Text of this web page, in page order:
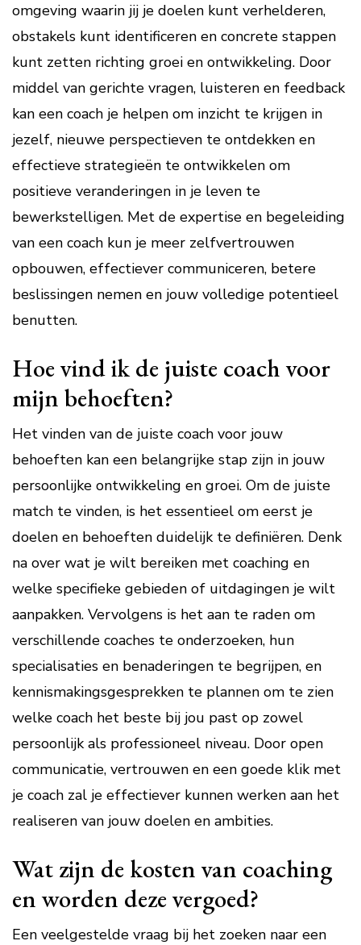
omgeving waarin jij je doelen kunt verhelderen,
obstakels kunt identificeren en concrete stappen
kunt zetten richting groei en ontwikkeling. Door
middel van gerichte vragen, luisteren en feedback
kan een coach je helpen om inzicht te krijgen in
jezelf, nieuwe perspectieven te ontdekken en
effectieve strategieën te ontwikkelen om
positieve veranderingen in je leven te
bewerkstelligen. Met de expertise en begeleiding
van een coach kun je meer zelfvertrouwen
opbouwen, effectiever communiceren, betere
beslissingen nemen en jouw volledige potentieel
benutten.
Hoe vind ik de juiste coach voor
mijn behoeften?
Het vinden van de juiste coach voor jouw
behoeften kan een belangrijke stap zijn in jouw
persoonlijke ontwikkeling en groei. Om de juiste
match te vinden, is het essentieel om eerst je
doelen en behoeften duidelijk te definiëren. Denk
na over wat je wilt bereiken met coaching en
welke specifieke gebieden of uitdagingen je wilt
aanpakken. Vervolgens is het aan te raden om
verschillende coaches te onderzoeken, hun
specialisaties en benaderingen te begrijpen, en
kennismakingsgesprekken te plannen om te zien
welke coach het beste bij jou past op zowel
persoonlijk als professioneel niveau. Door open
communicatie, vertrouwen en een goede klik met
je coach zal je effectiever kunnen werken aan het
realiseren van jouw doelen en ambities.
Wat zijn de kosten van coaching
en worden deze vergoed?
Een veelgestelde vraag bij het zoeken naar een